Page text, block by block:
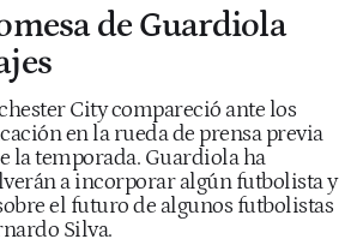
de Guardiola
City compareció ante los
en la rueda de prensa previa
la temporada. Guardiola ha
a incorporar algún futbolista y
el futuro de algunos futbolistas
Silva.